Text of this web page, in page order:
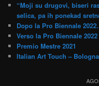
“Moji su drugovi, biseri
selica, pa ih ponekad
Dopo la Pro Biennale
Verso la Pro Biennale 2022
Premio Mestre 2021
Italian Art Touch – Bologna